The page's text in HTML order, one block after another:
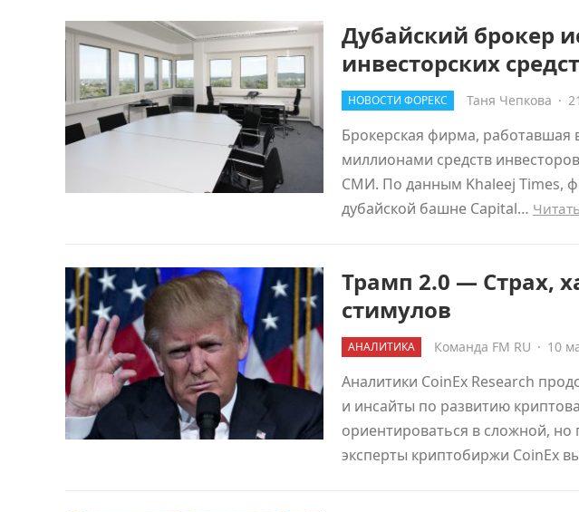
Дубайский брокер
инвесторских
НОВОСТИ ФОРЕКС Таня Чепкова ·
Брокерская фирма, работавшая
миллионами средств
СМИ. По данным Khaleej Times,
дубайской башне Capital…
Трамп 2.0 — Страх,
стимулов
АНАЛИТИКА Команда FM RU · 10
Аналитики CoinEx Research
и инсайты по развитию
ориентироваться в сложной, но
эксперты криптобиржи СoinEx